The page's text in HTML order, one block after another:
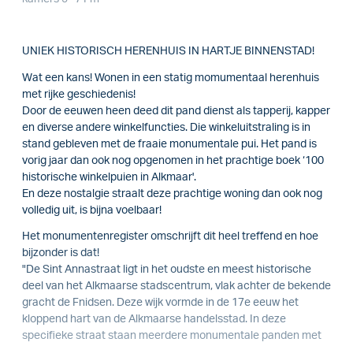
UNIEK HISTORISCH HERENHUIS IN HARTJE BINNENSTAD!
Wat een kans! Wonen in een statig momumentaal herenhuis
met rijke geschiedenis!
Door de eeuwen heen deed dit pand dienst als tapperij, kapper
en diverse andere winkelfuncties. Die winkeluitstraling is in
stand gebleven met de fraaie monumentale pui. Het pand is
vorig jaar dan ook nog opgenomen in het prachtige boek ‘100
historische winkelpuien in Alkmaar'.
En deze nostalgie straalt deze prachtige woning dan ook nog
volledig uit, is bijna voelbaar!
Het monumentenregister omschrijft dit heel treffend en hoe
bijzonder is dat!
"De Sint Annastraat ligt in het oudste en meest historische
deel van het Alkmaarse stadscentrum, vlak achter de bekende
gracht de Fnidsen. Deze wijk vormde in de 17e eeuw het
kloppend hart van de Alkmaarse handelsstad. In deze
specifieke straat staan meerdere monumentale panden met